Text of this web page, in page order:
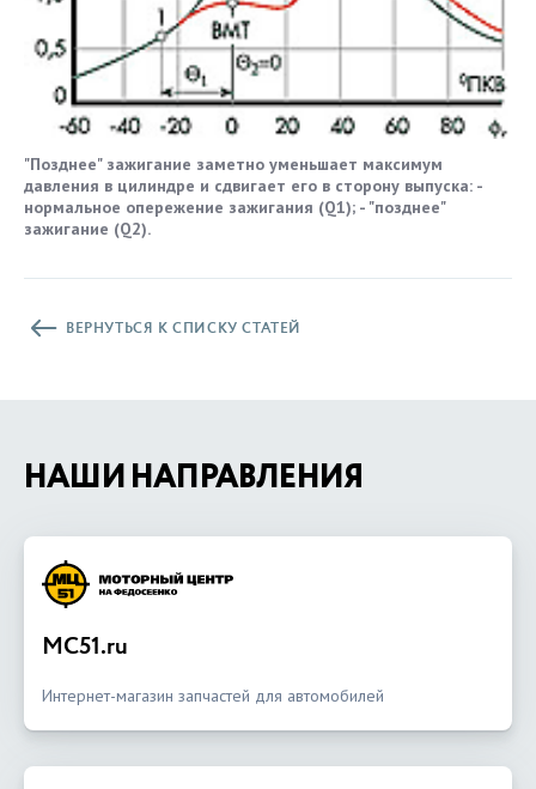
"Позднее" зажигание заметно уменьшает максимум
давления в цилиндре и сдвигает его в сторону выпуска: -
нормальное опережение зажигания (Q1); - "позднее"
зажигание (Q2).
ВЕРНУТЬСЯ К СПИСКУ СТАТЕЙ
НАШИ НАПРАВЛЕНИЯ
MC51.ru
Интернет-магазин запчастей для автомобилей